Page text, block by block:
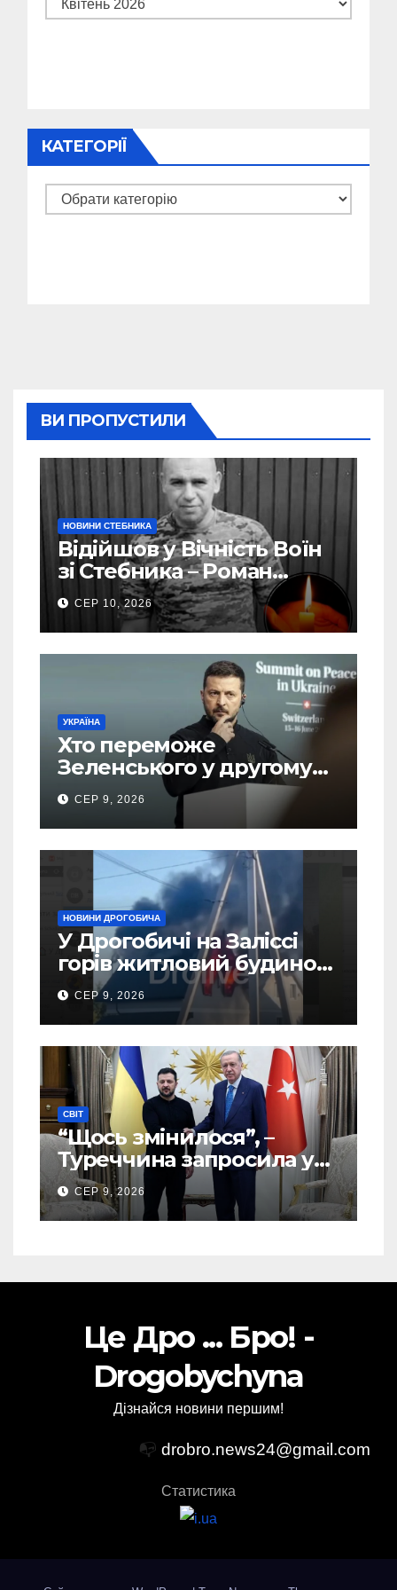
КАТЕГОРІЇ
Категорії
ВИ ПРОПУСТИЛИ
НОВИНИ СТЕБНИКА
Відійшов у Вічність Воїн
зі Стебника – Роман
Кучера
СЕР 10, 2026
УКРАЇНА
Хто переможе
Зеленського у другому
турі виборів президента
України – новий рейтинг
SOCIS
СЕР 9, 2026
НОВИНИ ДРОГОБИЧА
У Дрогобичі на Заліссі
горів житловий будинок
(Відео)
СЕР 9, 2026
СВІТ
“Щось змінилося”, –
Туреччина запросила у
США дозвіл передати
Україні ATACMS та M270
СЕР 9, 2026
Це Дро ... Бро! -
Drogobychyna
Дізнайся новини першим!
📭 drobro.news24@gmail.com
Статистика